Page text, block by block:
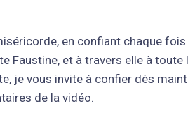
en confiant chaque
Faustine, et à travers elle à toute
je vous invite à confier dès
de la vidéo.